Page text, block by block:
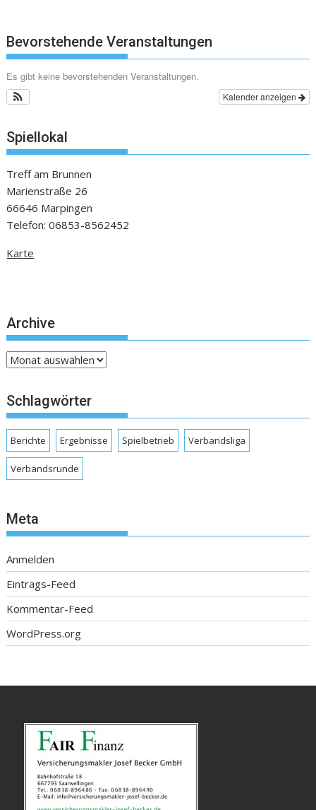
Bevorstehende Veranstaltungen
Es gibt keine bevorstehenden Veranstaltungen.
Kalender anzeigen
Spiellokal
Treff am Brunnen
Marienstraße 26
66646 Marpingen
Telefon: 06853-8562452
Karte
Archive
Archive
Schlagwörter
Berichte Ergebnisse Spielbetrieb Verbandsliga
Verbandsrunde
Meta
Anmelden
Eintrags-Feed
Kommentar-Feed
WordPress.org